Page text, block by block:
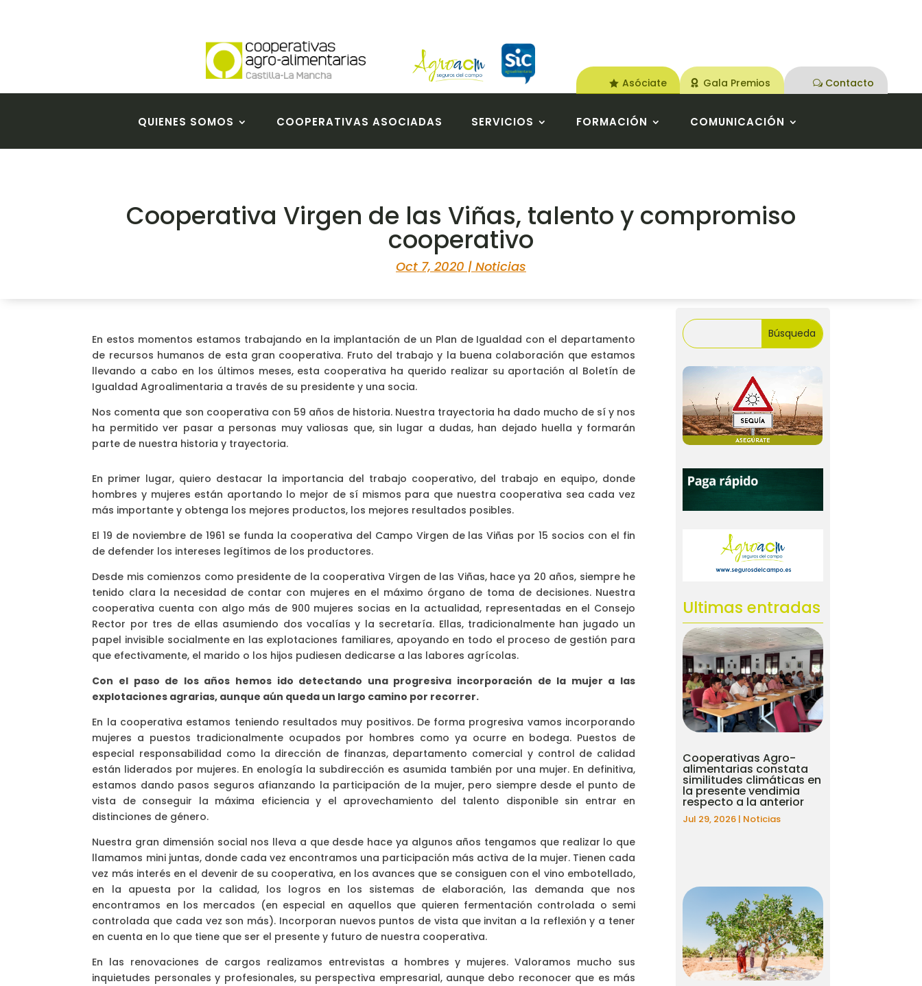
Asóciate Gala Premios Contacto
QUIENES SOMOS COOPERATIVAS ASOCIADAS SERVICIOS FORMACIÓN COMUNICACIÓN
Cooperativa Virgen de las Viñas, talento y compromiso
cooperativo
Oct 7, 2020 | Noticias
En estos momentos estamos trabajando en la implantación de un Plan de Igualdad con el departamento
de recursos humanos de esta gran cooperativa. Fruto del trabajo y la buena colaboración que estamos
llevando a cabo en los últimos meses, esta cooperativa ha querido realizar su aportación al Boletín de
Igualdad Agroalimentaria a través de su presidente y una socia.
Nos comenta que son cooperativa con 59 años de historia. Nuestra trayectoria ha dado mucho de sí y nos
ha permitido ver pasar a personas muy valiosas que, sin lugar a dudas, han dejado huella y formarán
parte de nuestra historia y trayectoria.
En primer lugar, quiero destacar la importancia del trabajo cooperativo, del trabajo en equipo, donde
hombres y mujeres están aportando lo mejor de sí mismos para que nuestra cooperativa sea cada vez
más importante y obtenga los mejores productos, los mejores resultados posibles.
El 19 de noviembre de 1961 se funda la cooperativa del Campo Virgen de las Viñas por 15 socios con el fin
de defender los intereses legítimos de los productores.
Desde mis comienzos como presidente de la cooperativa Virgen de las Viñas, hace ya 20 años, siempre he
tenido clara la necesidad de contar con mujeres en el máximo órgano de toma de decisiones. Nuestra
cooperativa cuenta con algo más de 900 mujeres socias en la actualidad, representadas en el Consejo
Rector por tres de ellas asumiendo dos vocalías y la secretaría. Ellas, tradicionalmente han jugado un
papel invisible socialmente en las explotaciones familiares, apoyando en todo el proceso de gestión para
que efectivamente, el marido o los hijos pudiesen dedicarse a las labores agrícolas.
Con el paso de los años hemos ido detectando una progresiva incorporación de la mujer a las
explotaciones agrarias, aunque aún queda un largo camino por recorrer.
En la cooperativa estamos teniendo resultados muy positivos. De forma progresiva vamos incorporando
mujeres a puestos tradicionalmente ocupados por hombres como ya ocurre en bodega. Puestos de
especial responsabilidad como la dirección de finanzas, departamento comercial y control de calidad
están liderados por mujeres. En enología la subdirección es asumida también por una mujer. En definitiva,
estamos dando pasos seguros afianzando la participación de la mujer, pero siempre desde el punto de
vista de conseguir la máxima eficiencia y el aprovechamiento del talento disponible sin entrar en
distinciones de género.
Nuestra gran dimensión social nos lleva a que desde hace ya algunos años tengamos que realizar lo que
llamamos mini juntas, donde cada vez encontramos una participación más activa de la mujer. Tienen cada
vez más interés en el devenir de su cooperativa, en los avances que se consiguen con el vino embotellado,
en la apuesta por la calidad, los logros en los sistemas de elaboración, las demanda que nos
encontramos en los mercados (en especial en aquellos que quieren fermentación controlada o semi
controlada que cada vez son más). Incorporan nuevos puntos de vista que invitan a la reflexión y a tener
en cuenta en lo que tiene que ser el presente y futuro de nuestra cooperativa.
En las renovaciones de cargos realizamos entrevistas a hombres y mujeres. Valoramos mucho sus
inquietudes personales y profesionales, su perspectiva empresarial, aunque debo reconocer que es más
Ultimas entradas
Cooperativas Agro-
alimentarias constata
similitudes climáticas en
la presente vendimia
respecto a la anterior
Jul 29, 2026 | Noticias